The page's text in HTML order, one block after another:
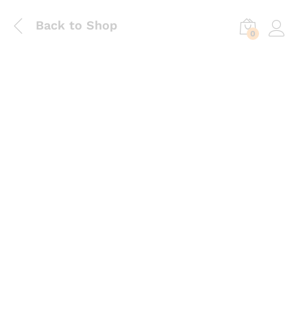
Back to Shop
0